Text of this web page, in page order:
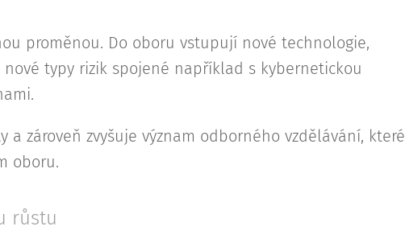
proměnou. Do oboru vstupují nové technologie,
typy rizik spojené například s kybernetickou
a zároveň zvyšuje význam odborného vzdělávání, které
oboru.
růstu